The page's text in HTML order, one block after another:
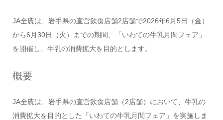
JA全農は、岩手県の直営飲食店舗2店舗で2026年6月5日（金）
から6月30日（火）までの期間、「いわての牛乳月間フェア」
を開催し、牛乳の消費拡大を目的とします。
概要
JA全農は、岩手県の直営飲食店舗（2店舗）において、牛乳の
消費拡大を目的とした「いわての牛乳月間フェア」を実施しま